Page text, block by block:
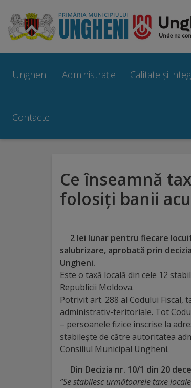
Ungheni
Prezentare
Simbolurile
orașului
brand
Distincții
Cetățeni
onoare
Deținători
titlului
Ungheni Administrație Calitate și
Contacte
Ce înseamnă
folosiți banii
2 lei lunar pentru fiecare
salubrizare, aprobată prin
Ungheni.
Este o taxă locală din cele 12
Republicii Moldova.
Potrivit art. 288 al Codului
administrativ-teritoriale. Tot
– persoanele fizice înscrise la
stabilește de către autoritatea
Consiliul Municipal Ungheni.
Din Decizia nr. 10/1 din 20
”Se stabilesc următоаrеlе taxe